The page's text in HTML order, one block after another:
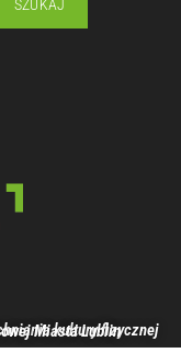
przy pomocy finansowej Miasta Lublin